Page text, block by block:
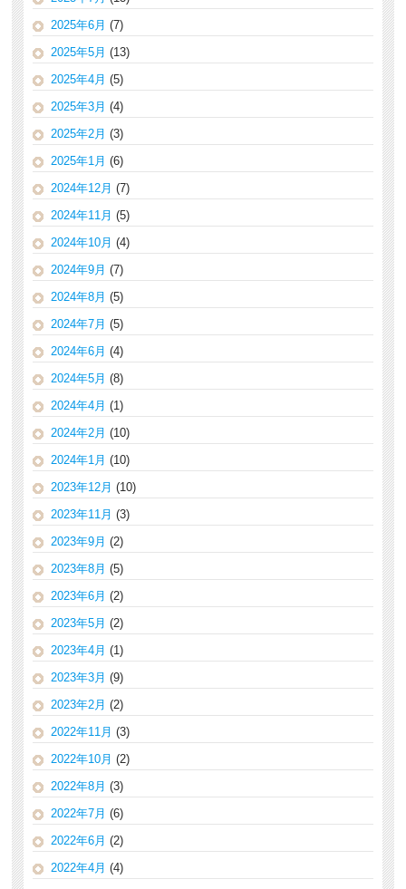
2025年6月 (7)
2025年5月 (13)
2025年4月 (5)
2025年3月 (4)
2025年2月 (3)
2025年1月 (6)
2024年12月 (7)
2024年11月 (5)
2024年10月 (4)
2024年9月 (7)
2024年8月 (5)
2024年7月 (5)
2024年6月 (4)
2024年5月 (8)
2024年4月 (1)
2024年2月 (10)
2024年1月 (10)
2023年12月 (10)
2023年11月 (3)
2023年9月 (2)
2023年8月 (5)
2023年6月 (2)
2023年5月 (2)
2023年4月 (1)
2023年3月 (9)
2023年2月 (2)
2022年11月 (3)
2022年10月 (2)
2022年8月 (3)
2022年7月 (6)
2022年6月 (2)
2022年4月 (4)